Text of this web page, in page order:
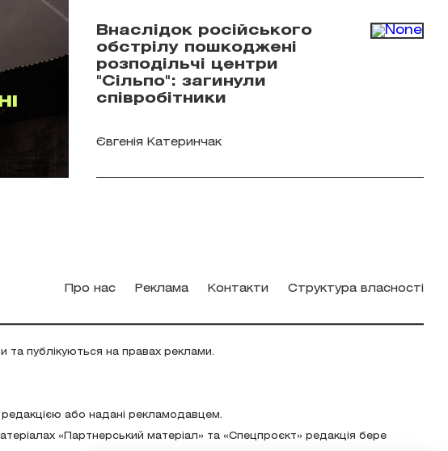
Внаслідок російського
обстрілу пошкоджені
розподільчі центри
"Сільпо": загинули
співробітники
Євгенія Катеринчак
Про нас Реклама Контакти Структура власності
та публікуються на правах реклами.
або надані рекламодавцем.
«Партнерський матеріал» та «Спецпроєкт» редакція бере